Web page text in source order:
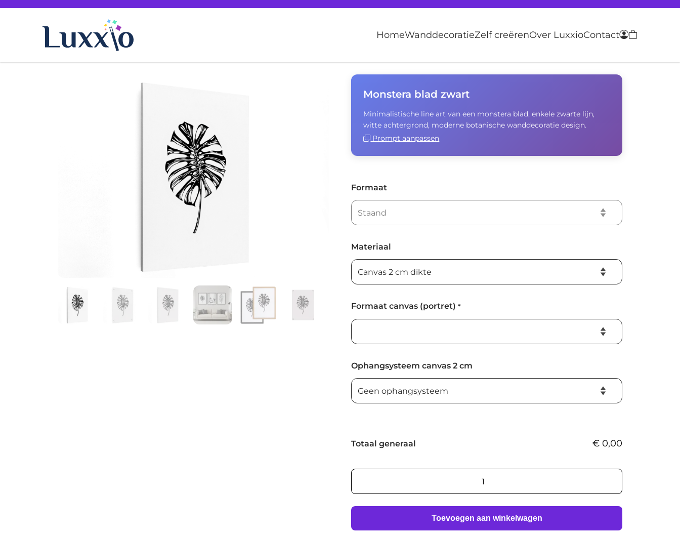
HomeWanddecoratieZelf creërenOver LuxxioContact
Monstera blad zwart
Minimalistische line art van een monstera blad, enkele zwarte lijn,
witte achtergrond, moderne botanische wanddecoratie design.
Prompt aanpassen
Formaat
Materiaal
Formaat canvas (portret) *
Ophangsysteem canvas 2 cm
Totaal generaal € 0,00
Monstera
blad
Toevoegen aan winkelwagen